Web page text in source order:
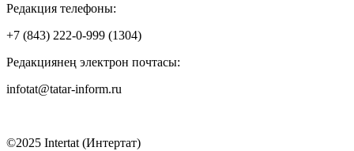
Редакция телефоны:
+7 (843) 222-0-999 (1304)
Редакциянең электрон почтасы:
infotat@tatar-inform.ru
©2025 Intertat (Интертат)